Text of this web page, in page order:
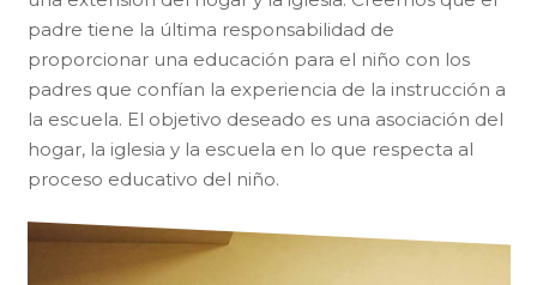
padre tiene la última responsabilidad de
proporcionar una educación para el niño con los
padres que confían la experiencia de la instrucción a
la escuela. El objetivo deseado es una asociación del
hogar, la iglesia y la escuela en lo que respecta al
proceso educativo del niño.